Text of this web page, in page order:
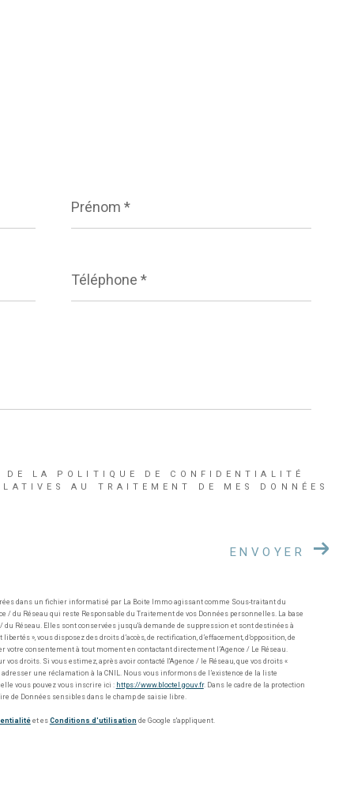
*
*
LA POLITIQUE DE CONFIDENTIALITÉ
AU TRAITEMENT DE MES DONNÉES
ENVOYER
dans un fichier informatisé par La Boite Immo agissant comme Sous-traitant du
du Réseau qui reste Responsable du Traitement de vos Données personnelles. La base
Réseau. Elles sont conservées jusqu'à demande de suppression et sont destinées à
», vous disposez des droits d’accès, de rectification, d’effacement, d’opposition, de
consentement à tout moment en contactant directement l’Agence / Le Réseau.
droits. Si vous estimez, après avoir contacté l'Agence / le Réseau, que vos droits «
une réclamation à la CNIL. Nous vous informons de l’existence de la liste
vous pouvez vous inscrire ici : https://www.bloctel.gouv.fr. Dans le cadre de la protection
de Données sensibles dans le champ de saisie libre.
et es Conditions d'utilisation de Google s'appliquent.